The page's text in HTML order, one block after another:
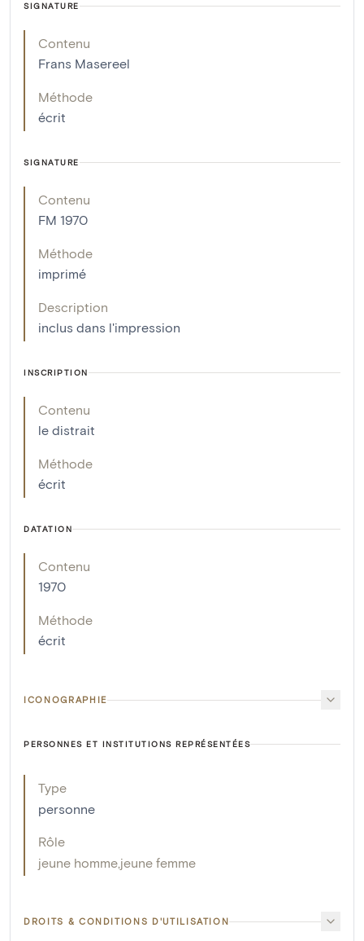
SIGNATURE
Contenu
Frans Masereel
Méthode
écrit
SIGNATURE
Contenu
FM 1970
Méthode
imprimé
Description
inclus dans l'impression
INSCRIPTION
Contenu
le distrait
Méthode
écrit
DATATION
Contenu
1970
Méthode
écrit
ICONOGRAPHIE
PERSONNES ET INSTITUTIONS REPRÉSENTÉES
Type
personne
Rôle
jeune homme jeune femme
DROITS & CONDITIONS D'UTILISATION